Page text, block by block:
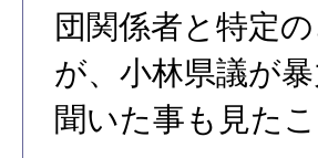
団関係者と特定
が、小林県議が
聞いた事も見た